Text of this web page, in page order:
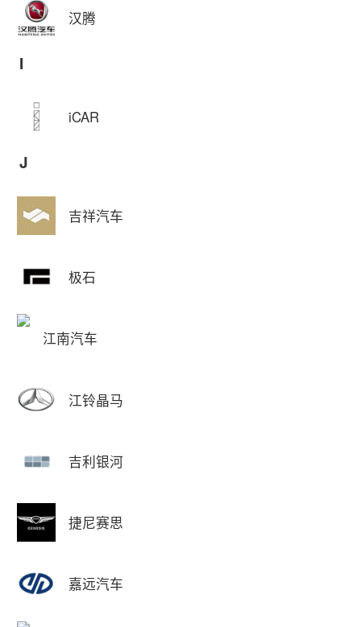
汉腾
I
iCAR
J
吉祥汽车
极石
江南汽车
江铃晶马
吉利银河
捷尼赛思
嘉远汽车